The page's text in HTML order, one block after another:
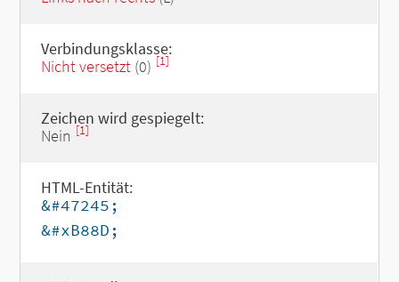
Verbindungsklasse:
Nicht versetzt(0) [1]
Zeichen wird gespiegelt:
Nein [1]
HTML-Entität:
&#47245;
&#xB88D;